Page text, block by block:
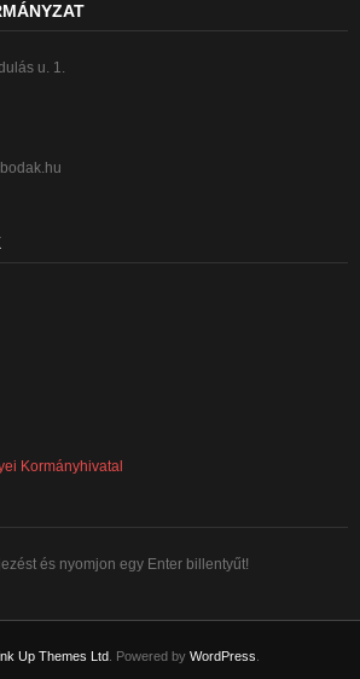
u. 1.
Kormányhivatal
és nyomjon egy Enter billentyűt!
Up Themes Ltd . Powered by WordPress